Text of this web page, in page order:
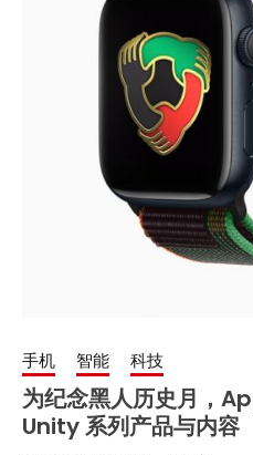
手机 智能 科技
为纪念黑人历史月，
Unity 系列产品与内容